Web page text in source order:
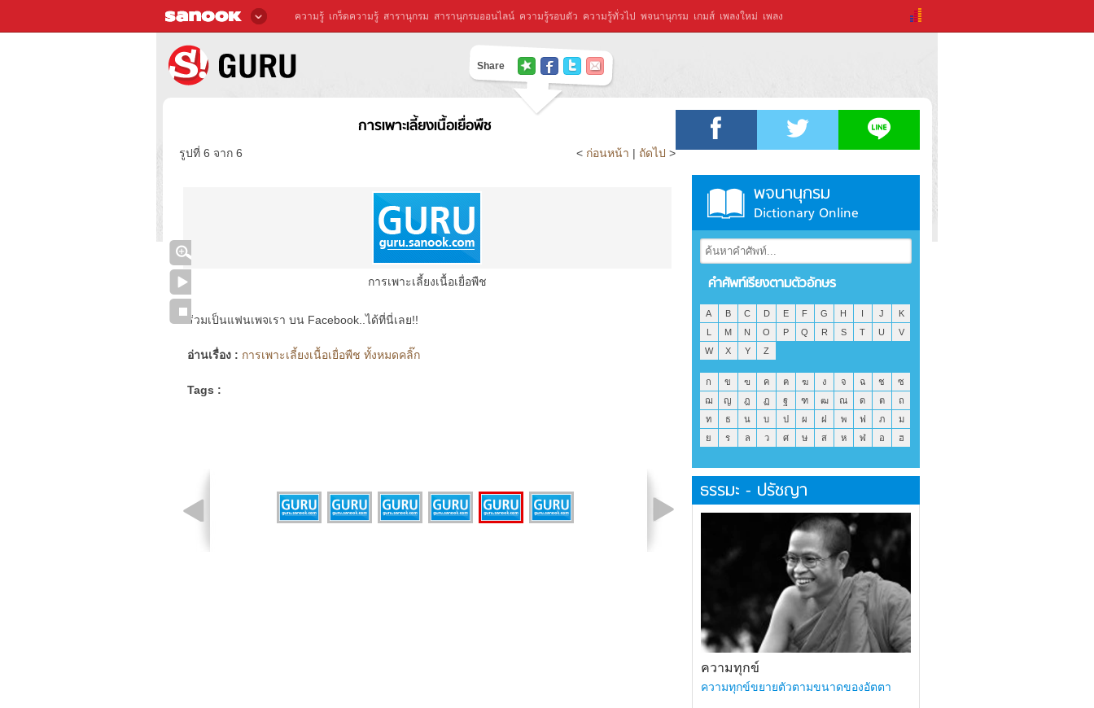
ความรู้ เกร็ดความรู้ สารานุกรม สารานุกรมออนไลน์ ความรู้รอบตัว ความรู้ทั่วไป พจนานุกรม เกมส์ เพลงใหม่ เพลง
Share
การเพาะเลี้ยงเนื้อเยื่อพืช
รูปที่ 6 จาก 6 < ก่อนหน้า | ถัดไป >
การเพาะเลี้ยงเนื้อเยื่อพืช
ร่วมเป็นแฟนเพจเรา บน Facebook..ได้ที่นี่เลย!!
อ่านเรื่อง : การเพาะเลี้ยงเนื้อเยื่อพืช ทั้งหมดคลิ๊ก
Tags :
พจนานุกรม
Dictionary Online
คำศัพท์เรียงตามตัวอักษร
A B C D E F G H I J
K
L
M N O P Q R S T U
V
W
X Y Z
ก ข ฃ ค ฅ ฆ ง จ ฉ ช
ซ
ฌ
ญ ฎ ฏ ฐ ฑ ฒ ณ ด ต
ถ
ท
ธ น บ ป ผ ฝ พ ฟ ภ
ม
ย
ร ล ว ศ ษ ส ห ฬ อ ฮ
ธรรมะ - ปรัชญา
ความทุกข์
ความทุกข์ขยายตัวตามขนาดของอัตตา